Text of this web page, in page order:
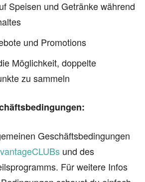
Speisen und Getränke während
und Promotions
Möglichkeit, doppelte
zu sammeln
Geschäftsbedingungen
und des
Für weitere Infos